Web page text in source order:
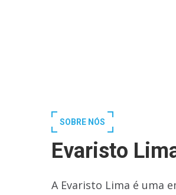
SOBRE NÓS
Evaristo
A Evaristo Lima é uma